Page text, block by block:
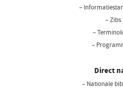
–
– Zibs
–
–
Direct
– Nationale